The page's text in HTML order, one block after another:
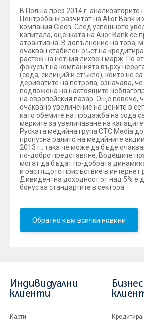
В Полша през 2014 г. анализаторите
Центробанк разчитат на Alior Bank и
компания Ciech. След успешното
капитала, оценката на Alior Bank се
атрактивна. В допълнение на това,
очакван стабилен ръст на
растеж на нетния лихвен марж. По
фокусът на компанията върху
(сода, силиций и стъкло), които не
дериватите на петрола, означава, че
подложена на настоящите
на европейския пазар. Още повече,
очаквано увеличение на цените в
като обемите на продажба на сода
мерките за увеличаване на
Руската медийна група CTC Media
пропусна ралито на медийните
2013 г., така че може да бъде
по-добро представяне. Водещите
могат да бъдат по-добрата
и растящото присъствие в интернет
Дивидентна доходност от над 5% е
бонус за стандартите в сектора.
Обратно към всички новини
Индивидуални
клиенти
Карти
Бизнес